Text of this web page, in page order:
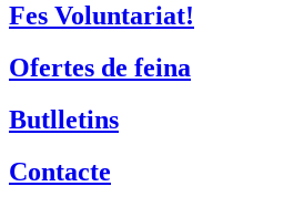
Fes Voluntariat!
Ofertes de feina
Butlletins
Contacte